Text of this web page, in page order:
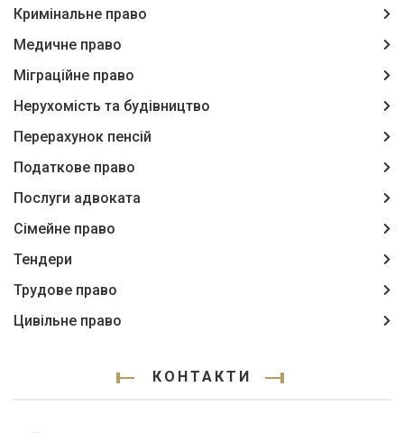
Кримінальне право
Медичне право
Міграційне право
Нерухомість та будівництво
Перерахунок пенсій
Податкове право
Послуги адвоката
Сімейне право
Тендери
Трудове право
Цивільне право
КОНТАКТИ